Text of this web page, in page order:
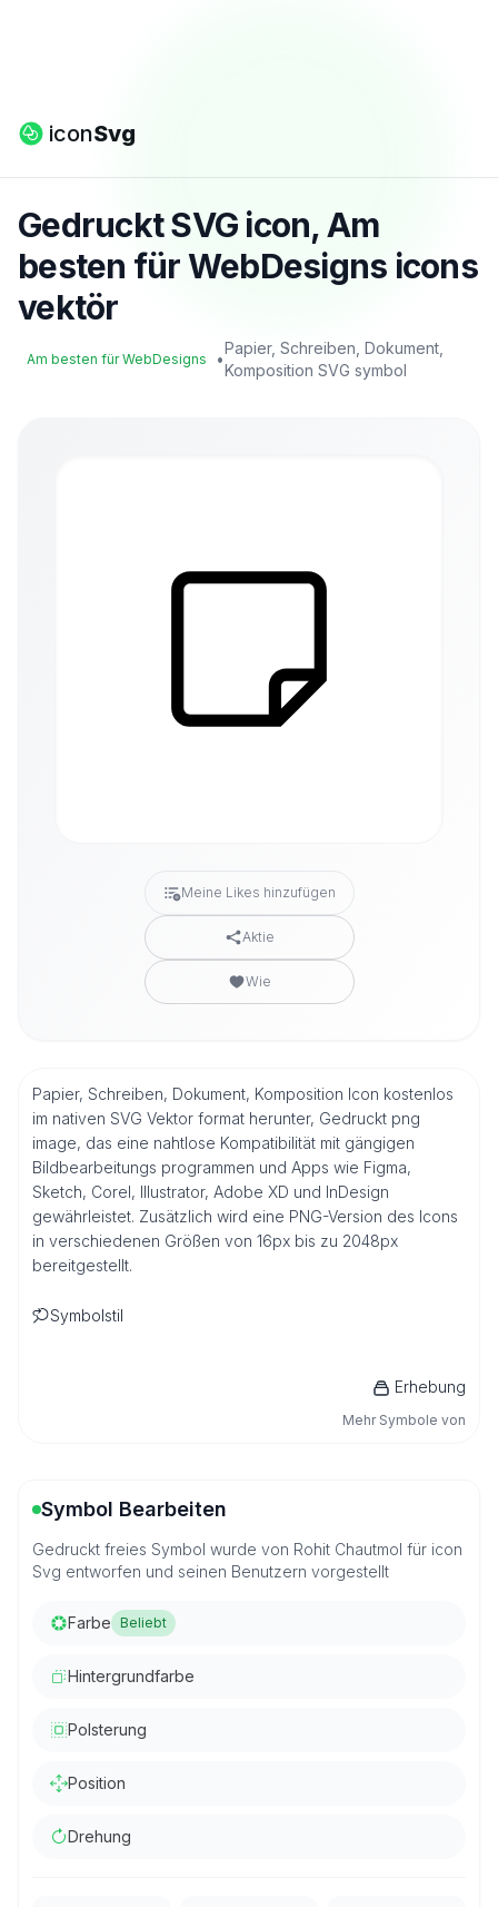
iconSvg
Gedruckt SVG icon, Am
besten für WebDesigns icons
vektör
Am besten für WebDesigns •
Papier, Schreiben, Dokument,
Komposition SVG symbol
Meine Likes hinzufügen
Aktie
Wie
Papier, Schreiben, Dokument, Komposition Icon kostenlos
im nativen SVG Vektor format herunter, Gedruckt png
image, das eine nahtlose Kompatibilität mit gängigen
Bildbearbeitungs programmen und Apps wie Figma,
Sketch, Corel, Illustrator, Adobe XD und InDesign
gewährleistet. Zusätzlich wird eine PNG-Version des Icons
in verschiedenen Größen von 16px bis zu 2048px
bereitgestellt.
Symbolstil
Erhebung
Mehr Symbole von
Symbol Bearbeiten
Gedruckt freies Symbol wurde von Rohit Chautmol für icon
Svg entworfen und seinen Benutzern vorgestellt
Farbe Beliebt
Hintergrundfarbe
Polsterung
Position
Drehung